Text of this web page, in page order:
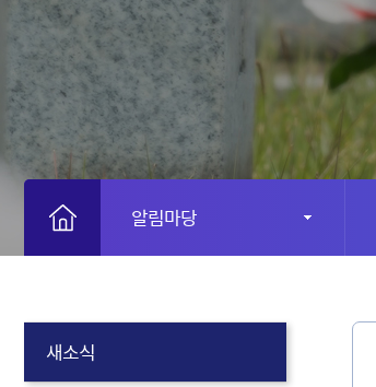
알림마당
새소식